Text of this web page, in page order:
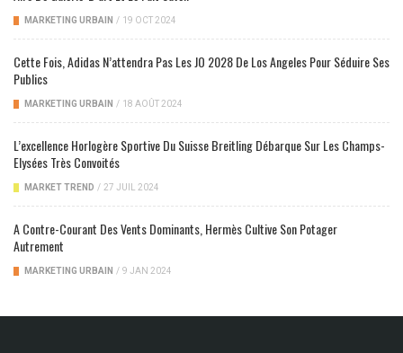
MARKETING URBAIN / 19 OCT 2024
Cette Fois, Adidas N’attendra Pas Les JO 2028 De Los Angeles Pour Séduire Ses
Publics
MARKETING URBAIN / 18 AOÛT 2024
L’excellence Horlogère Sportive Du Suisse Breitling Débarque Sur Les Champs-
Elysées Très Convoités
MARKET TREND / 27 JUIL 2024
A Contre-Courant Des Vents Dominants, Hermès Cultive Son Potager
Autrement
MARKETING URBAIN / 9 JAN 2024